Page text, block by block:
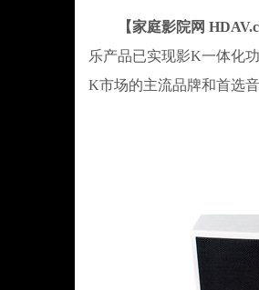
【家庭影院网
乐产品已实现影K一体化
K市场的主流品牌和首选音